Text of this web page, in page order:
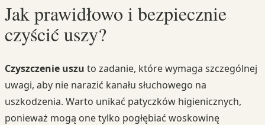
Jak prawidłowo i bezpiecznie
czyścić uszy?
Czyszczenie uszu to zadanie, które wymaga szczególnej
uwagi, aby nie narazić kanału słuchowego na
uszkodzenia. Warto unikać patyczków higienicznych,
ponieważ mogą one tylko pogłębiać woskowinę